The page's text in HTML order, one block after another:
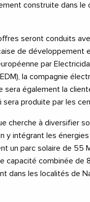
construite dans le
seront conduits
de développement
par
la compagnie
sera également la
sera produite par les
cherche à diversifier
y intégrant les énergies
un parc solaire de 55
capacité combinée de
dans les localités de